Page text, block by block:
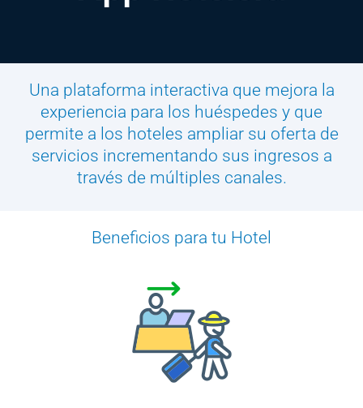
Blog
Una plataforma interactiva que mejora la
experiencia para los huéspedes y que
permite a los hoteles ampliar su oferta de
servicios incrementando sus ingresos a
través de múltiples canales.
Beneficios para tu Hotel